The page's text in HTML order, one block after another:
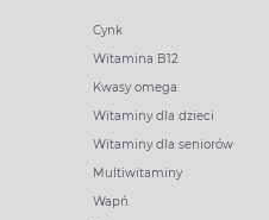
Cynk
Witamina B12
Kwasy omega
Witaminy dla dzieci
Witaminy dla seniorów
Multiwitaminy
Wapń